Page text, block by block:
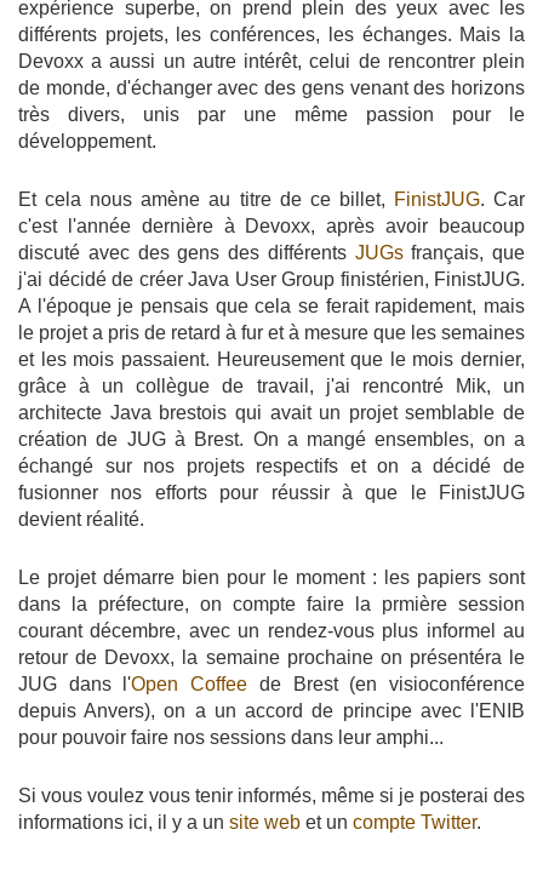
expérience superbe, on prend plein des yeux avec les
différents projets, les conférences, les échanges. Mais la
Devoxx a aussi un autre intérêt, celui de rencontrer plein
de monde, d'échanger avec des gens venant des horizons
très divers, unis par une même passion pour le
développement.
Et cela nous amène au titre de ce billet, FinistJUG. Car
c'est l'année dernière à Devoxx, après avoir beaucoup
discuté avec des gens des différents JUGsfrançais, que
j'ai décidé de créer Java User Group finistérien, FinistJUG.
A l'époque je pensais que cela se ferait rapidement, mais
le projet a pris de retard à fur et à mesure que les semaines
et les mois passaient. Heureusement que le mois dernier,
grâce à un collègue de travail, j'ai rencontré Mik, un
architecte Java brestois qui avait un projet semblable de
création de JUG à Brest. On a mangé ensembles, on a
échangé sur nos projets respectifs et on a décidé de
fusionner nos efforts pour réussir à que le FinistJUG
devient réalité.
Le projet démarre bien pour le moment : les papiers sont
dans la préfecture, on compte faire la prmière session
courant décembre, avec un rendez-vous plus informel au
retour de Devoxx, la semaine prochaine on présentéra le
JUG dans l'Open Coffee de Brest (en visioconférence
depuis Anvers), on a un accord de principe avec l'ENIB
pour pouvoir faire nos sessions dans leur amphi...
Si vous voulez vous tenir informés, même si je posterai des
informations ici, il y a un site web et un compte Twitter.